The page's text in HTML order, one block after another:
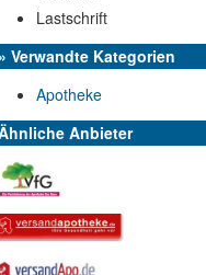
Lastschrift
» Verwandte Kategorien
Apotheke
Anbieter